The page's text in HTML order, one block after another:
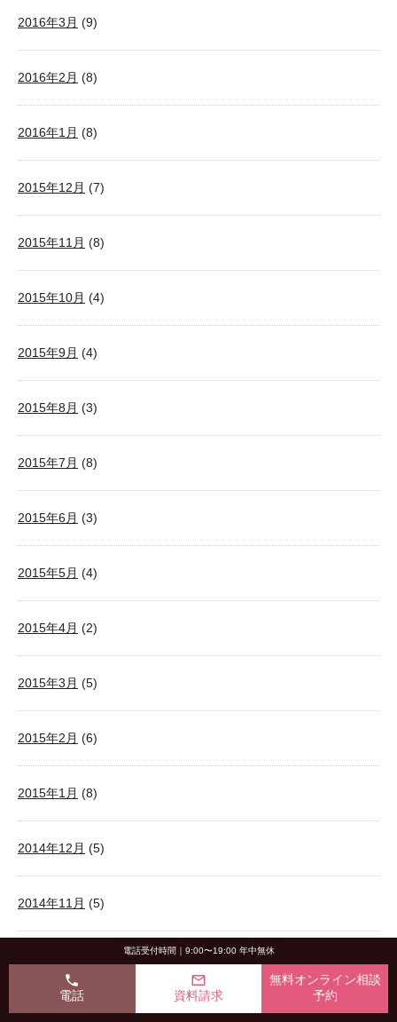
2016年3月 (9)
2016年2月 (8)
2016年1月 (8)
2015年12月 (7)
2015年11月 (8)
2015年10月 (4)
2015年9月 (4)
2015年8月 (3)
2015年7月 (8)
2015年6月 (3)
2015年5月 (4)
2015年4月 (2)
2015年3月 (5)
2015年2月 (6)
2015年1月 (8)
2014年12月 (5)
2014年11月 (5)
2014年9月(6)
電話受付時間｜9:00〜19:00 年中無休
phone
電話
mail_outline
資料請求
無料オンライン相談
予約